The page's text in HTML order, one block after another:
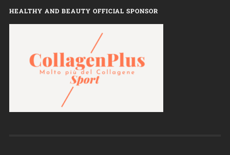
HEALTHY AND BEAUTY OFFICIAL SPONSOR